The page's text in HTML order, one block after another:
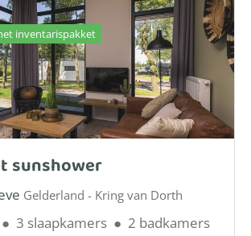
inventarispakket
sunshower
Gelderland - Kring van Dorth
● 3 slaapkamers ● 2 badkamers